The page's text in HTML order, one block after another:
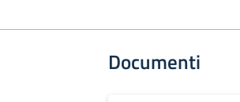
Documenti